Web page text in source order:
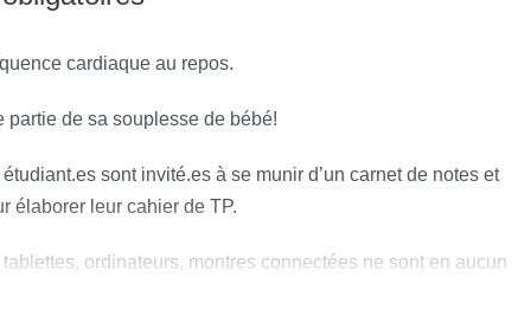
cardiaque au repos.
partie de sa souplesse de bébé!
étudiant.es sont invité.es à se munir d’un carnet de notes et
élaborer leur cahier de TP.
tablettes, ordinateurs, montres connectées ne sont en aucun